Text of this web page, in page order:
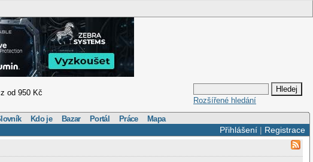
od 950 Kč
Rozšířené hledání
Kdo je Bazar Portál Práce Mapa
Přihlášení| Registrace